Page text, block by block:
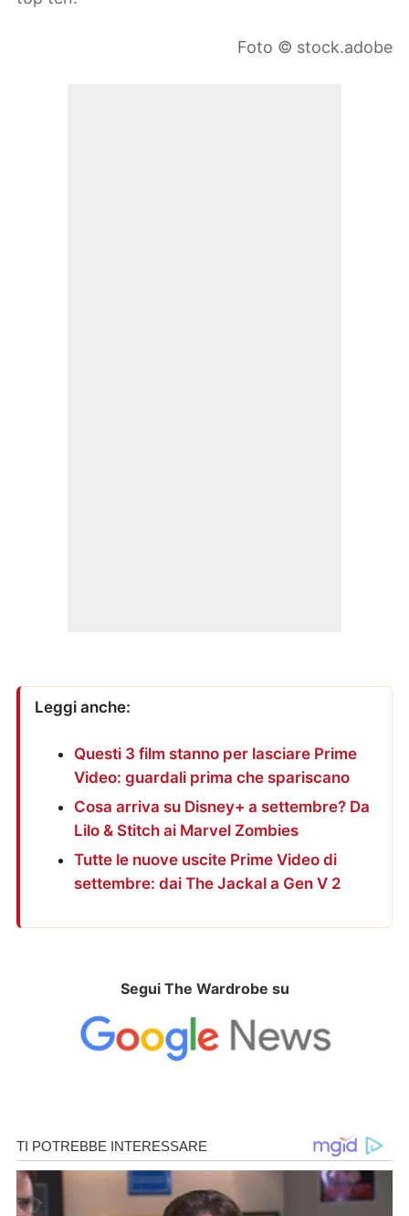
Foto © stock.adobe
Leggi anche:
Questi 3 film stanno per lasciare Prime
Video: guardali prima che spariscano
Cosa arriva su Disney+ a settembre? Da
Lilo & Stitch ai Marvel Zombies
Tutte le nuove uscite Prime Video di
settembre: dai The Jackal a Gen V 2
Segui The Wardrobe su